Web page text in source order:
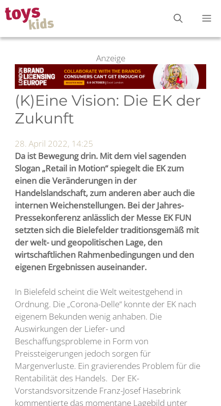
Zum
Inhalt
springen
Anzeige
(K)Eine Vision: Die EK der
Zukunft
28. April 2022, 14:25
Da ist Bewegung drin. Mit dem viel sagenden
Slogan „Retail in Motion“ spiegelt die EK zum
einen die Veränderungen in der
Handelslandschaft, zum anderen aber auch die
internen Weichenstellungen. Bei der Jahres-
Pressekonferenz anlässlich der Messe EK FUN
setzten sich die Bielefelder traditionsgemäß mit
der welt- und geopolitischen Lage, den
wirtschaftlichen Rahmenbedingungen und den
eigenen Ergebnissen auseinander.
In Bielefeld scheint die Welt weitestgehend in
Ordnung. Die „Corona-Delle“ konnte der EK nach
eigenem Bekunden wenig anhaben. Die
Auswirkungen der Liefer- und
Beschaffungsprobleme in Form von
Preissteigerungen jedoch sorgen für
Margenverluste. Ein gravierendes Problem für die
Rentabilität des Handels. Der EK-
Vorstandsvorsitzende Franz-Josef Hasebrink
kommentierte das momentane Lagebild unter